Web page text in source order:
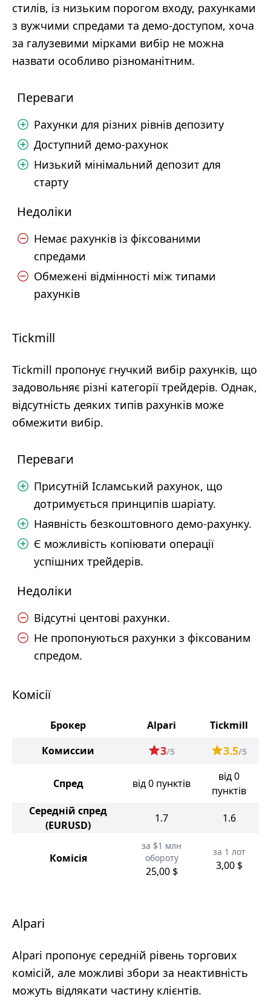
стилів, із низьким порогом входу, рахунками
з вужчими спредами та демо-доступом, хоча
за галузевими мірками вибір не можна
назвати особливо різноманітним.
Переваги
Рахунки для різних рівнів депозиту
Доступний демо-рахунок
Низький мінімальний депозит для
старту
Недоліки
Немає рахунків із фіксованими
спредами
Обмежені відмінності між типами
рахунків
Tickmill
Tickmill пропонує гнучкий вибір рахунків, що
задовольняє різні категорії трейдерів. Однак,
відсутність деяких типів рахунків може
обмежити вибір.
Переваги
Присутній Ісламський рахунок, що
дотримується принципів шаріату.
Наявність безкоштовного демо-рахунку.
Є можливість копіювати операції
успішних трейдерів.
Недоліки
Відсутні центові рахунки.
Не пропонуються рахунки з фіксованим
спредом.
Комісії
Брокер Alpari
Tickmill
Комиссии
3/5 3.5/5
Спред від 0 пунктів
від 0
пунктів
Середній спред
(EURUSD)
1.7 1.6
Комісія
за $1 млн
обороту
25,00 $
за 1 лот
3,00 $
Alpari
Alpari пропонує середній рівень торгових
комісій, але можливі збори за неактивність
можуть відлякати частину клієнтів.